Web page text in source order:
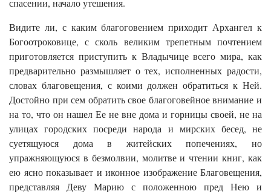
спасении, начало утешения.
Видите ли, с каким благоговением приходит Архангел к
Богоотроковице, с сколь великим трепетным почтением
приготовляется приступить к Владычице всего мира, как
предварительно размышляет о тех, исполненных радости,
словах благовещения, с коими должен обратиться к Ней.
Достойно при сем обратить свое благоговейное внимание и
на то, что он нашел Ее не вне дома и горницы своей, не на
улицах городских посреди народа и мирских бесед, не
суетящуюся дома в житейских попечениях, но
упражняющуюся в безмолвии, молитве и чтении книг, как
ею ясно показывает и иконное изображение Благовещения,
представляя Деву Марию с положенною пред Нею и